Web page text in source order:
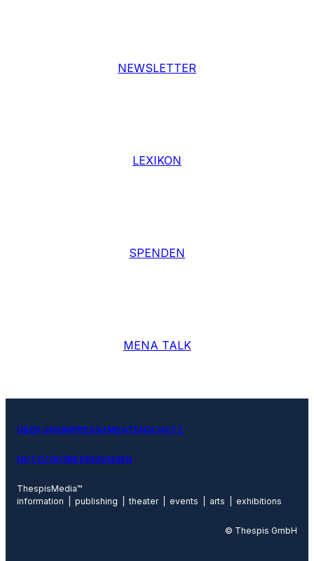
NEWSLETTER
LEXIKON
SPENDEN
MENA TALK
ÜBER UNSIMPRESSUMDATENSCHUTZ
NUTZUNGSBEDINGUNGEN
ThespisMedia™
information | publishing | theater | events | arts | exhibitions
© Thespis GmbH